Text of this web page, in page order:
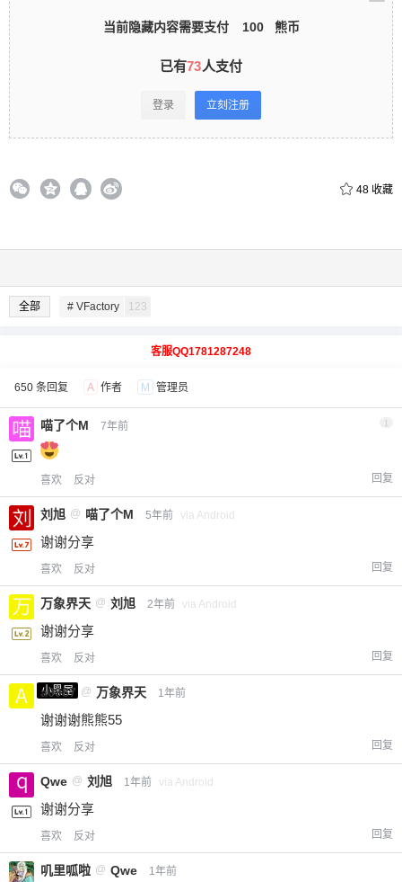
当前隐藏内容需要支付 100 熊币
已有73人支付
登录 立刻注册
48 收藏
全部 # VFactory 123
客服QQ1781287248
650 条回复 A 作者 M 管理员
喵了个M 7年前 1
喜欢 反对 回复
刘旭 @ 喵了个M 5年前 via Android
谢谢分享
喜欢 反对 回复
万象界天 @ 刘旭 2年前 via Android
谢谢分享
喜欢 反对 回复
小黑屋
a0987 @ 万象界天 1年前
谢谢谢熊熊55
喜欢 反对 回复
Qwe @ 刘旭 1年前 via Android
谢谢分享
喜欢 反对 回复
叽里呱啦 @ Qwe 1年前